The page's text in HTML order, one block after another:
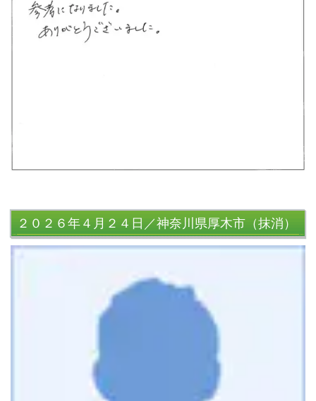
２０２６年４月２４日／神奈川県厚木市（抹消）